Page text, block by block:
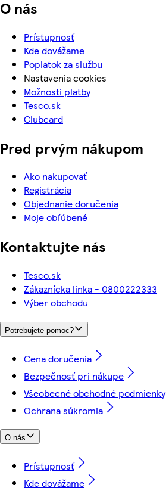
O nás
Prístupnosť
Kde dovážame
Poplatok za službu
Nastavenia cookies
Možnosti platby
Tesco.sk
Clubcard
Pred prvým nákupom
Ako nakupovať
Registrácia
Objednanie doručenia
Moje obľúbené
Kontaktujte nás
Tesco.sk
Zákaznícka linka - 0800222333
Výber obchodu
Potrebujete pomoc?
Cena doručenia
Bezpečnosť pri nákupe
Všeobecné obchodné podmienky
Ochrana súkromia
O nás
Prístupnosť
Kde dovážame